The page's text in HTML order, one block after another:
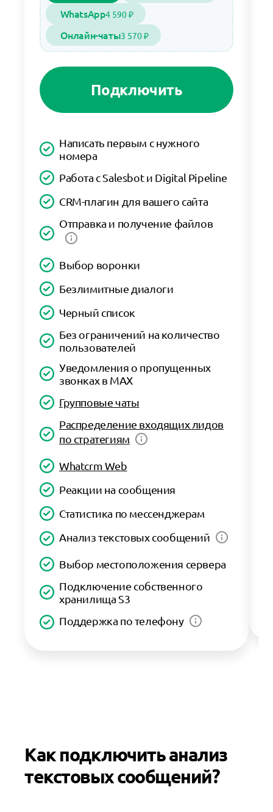
WhatsApp4 590 ₽
Онлайн-чаты3 570 ₽
Подключить
Написать первым с нужного
номера
Работа с Salesbot и Digital Pipeline
CRM-плагин для вашего сайта
Отправка и получение файлов
Выбор воронки
Безлимитные диалоги
Черный список
Без ограничений на количество
пользователей
Уведомления о пропущенных
звонках в MAX
Групповые чаты
Распределение входящих лидов
по стратегиям
Whatcrm Web
Реакции на сообщения
Статистика по мессенджерам
Анализ текстовых сообщений
Выбор местоположения сервера
Подключение собственного
хранилища S3
Поддержка по телефону
Как подключить анализ
текстовых сообщений?